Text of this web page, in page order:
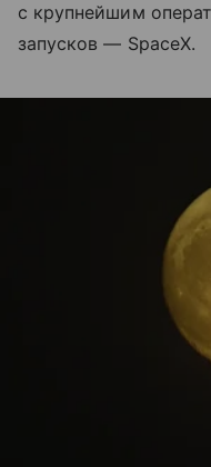
с крупнейшим
запусков — SpaceX.